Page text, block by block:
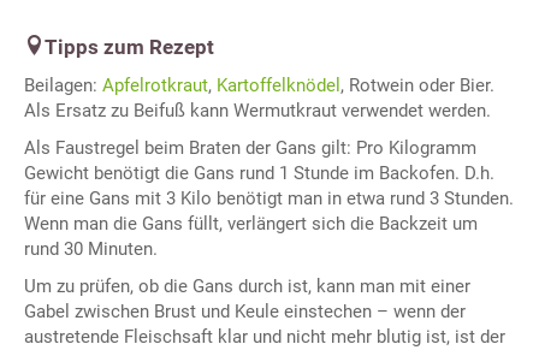
Tipps zum Rezept
Beilagen: Apfelrotkraut, Kartoffelknödel , Rotwein oder Bier.
Als Ersatz zu Beifuß kann Wermutkraut verwendet werden.
Als Faustregel beim Braten der Gans gilt: Pro Kilogramm
Gewicht benötigt die Gans rund 1 Stunde im Backofen. D.h.
für eine Gans mit 3 Kilo benötigt man in etwa rund 3 Stunden.
Wenn man die Gans füllt, verlängert sich die Backzeit um
rund 30 Minuten.
Um zu prüfen, ob die Gans durch ist, kann man mit einer
Gabel zwischen Brust und Keule einstechen – wenn der
austretende Fleischsaft klar und nicht mehr blutig ist, ist der